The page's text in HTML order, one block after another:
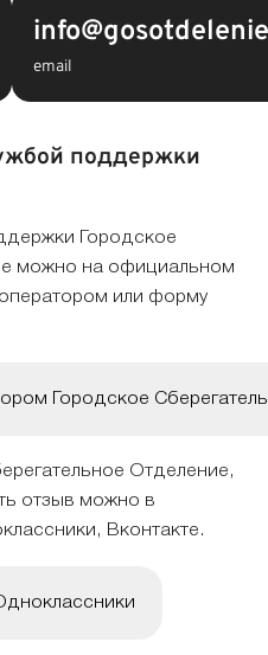
email
поддержки
Городское
можно на официальном
или форму
Городское
Отделение,
отзыв можно в
Вконтакте.